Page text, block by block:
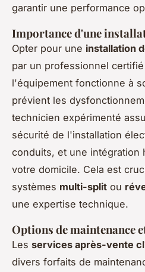
garantir une performance
Importance d'une
Opter pour une installation
par un professionnel
l'équipement fonctionne à
prévient les
technicien expérimenté
sécurité de l'installation
conduits, et une intégration
votre domicile. Cela est
systèmes multi-split ou
une expertise technique.
Options de maintenance
Les services après-vente
divers forfaits de